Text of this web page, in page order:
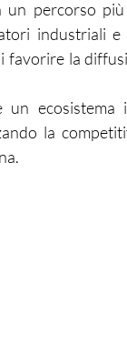
un percorso
industriali e
favorire la
la